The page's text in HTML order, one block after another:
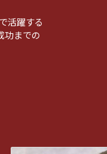
活躍する
功までの